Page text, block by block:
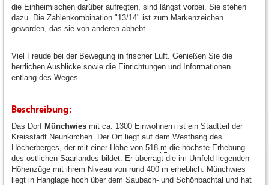
die Einheimischen darüber aufregten, sind längst vorbei. Sie stehen
dazu. Die Zahlenkombination "13/14" ist zum Markenzeichen
geworden, das sie von anderen abhebt.
Viel Freude bei der Bewegung in frischer Luft. Genießen Sie die
herrlichen Ausblicke sowie die Einrichtungen und Informationen
entlang des Weges.
Beschreibung:
Das Dorf Münchwies mit ca. 1300 Einwohnern ist ein Stadtteil der
Kreisstadt Neunkirchen. Der Ort liegt auf dem Westhang des
Höcherberges, der mit einer Höhe von 518 m die höchste Erhebung
des östlichen Saarlandes bildet. Er überragt die im Umfeld liegenden
Höhenzüge mit ihrem Niveau von rund 400 m erheblich. Münchwies
liegt in Hanglage hoch über dem Saubach- und Schönbachtal und hat